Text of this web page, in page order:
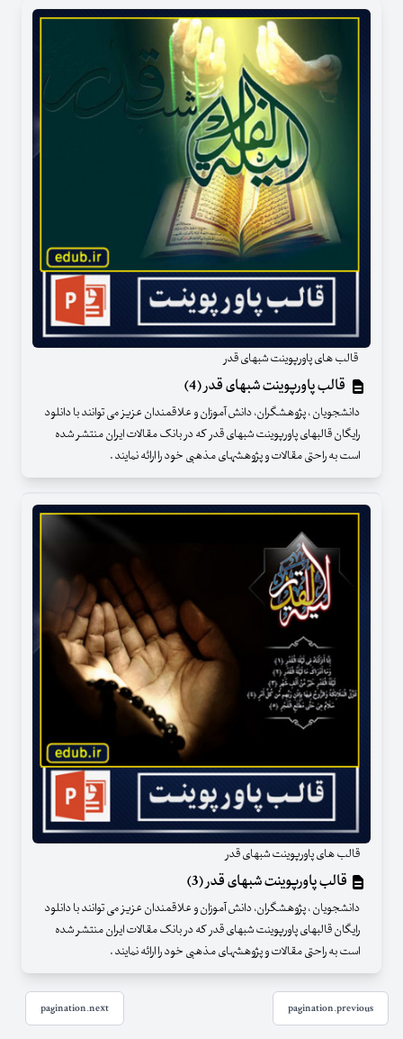
قالب های پاورپوینت شبهای قدر
قالب پاورپوینت شبهای قدر (4)
دانشجویان ، پژوهشگران، دانش آموزان و علاقمندان عزیز می توانند با دانلود
رایگان قالبهای پاورپوینت شبهای قدر که در بانک مقالات ایران منتشر شده
است به راحتی مقالات و پژوهشهای مذهبی خود را ارائه نمایند .
قالب های پاورپوینت شبهای قدر
قالب پاورپوینت شبهای قدر (3)
دانشجویان ، پژوهشگران، دانش آموزان و علاقمندان عزیز می توانند با دانلود
رایگان قالبهای پاورپوینت شبهای قدر که در بانک مقالات ایران منتشر شده
است به راحتی مقالات و پژوهشهای مذهبی خود را ارائه نمایند .
pagination.previous
pagination.next